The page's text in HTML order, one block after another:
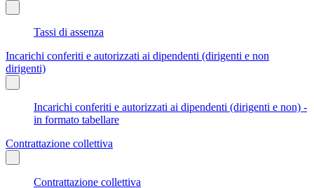
Tassi di assenza
Incarichi conferiti e autorizzati ai dipendenti (dirigenti e non
dirigenti)
Incarichi conferiti e autorizzati ai dipendenti (dirigenti e non) -
in formato tabellare
Contrattazione collettiva
Contrattazione collettiva